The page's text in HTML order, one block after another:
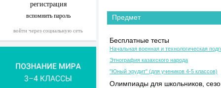
регистрация
вспомнить пароль
войти через социальную сеть
Предмет
Бесплатные тесты
Начальная военная и технологическая
Этнография казахского народа
"Юный эрудит" (для учеников 4-5 классов)
Олимпиады для школьников,